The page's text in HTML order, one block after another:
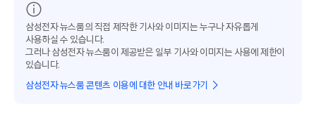
삼성전자 뉴스룸의 직접 제작한 기사와 이미지는 누구나 자유롭게
사용하실 수 있습니다.
그러나 삼성전자 뉴스룸이 제공받은 일부 기사와 이미지는 사용에 제한이
있습니다.
삼성전자 뉴스룸 콘텐츠 이용에 대한 안내 바로가기